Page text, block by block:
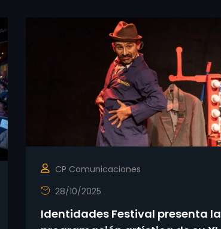
CP Comunicaciones
28/10/2025
Identidades Festival presenta la